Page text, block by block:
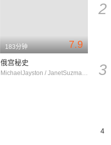
2
3
4
7.9
183分钟
俄宫秘史
MichaelJayston / JanetSuzman / RodericNoble